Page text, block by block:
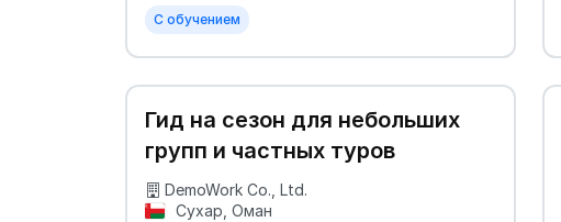
С обучением
Гид на сезон для небольших
групп и частных туров
DemoWork Co., Ltd.
Сухар, Оман